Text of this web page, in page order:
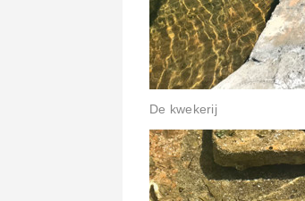
De kwekerij